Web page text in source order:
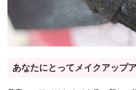
あなたにとってメイクアップ